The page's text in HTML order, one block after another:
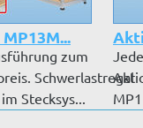
zum
Schwerlastregal
Stecksys...